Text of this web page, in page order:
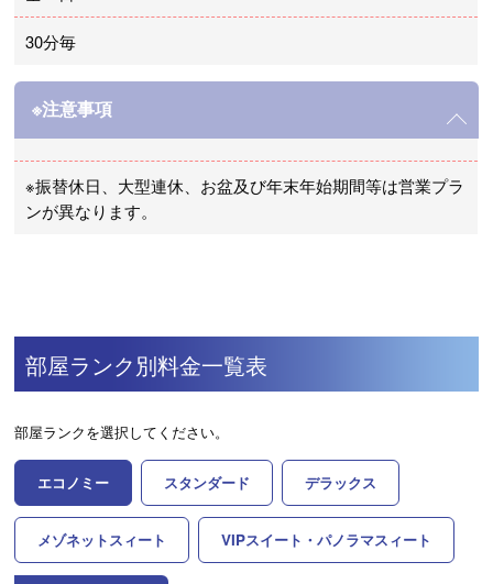
30分毎
※注意事項
※振替休日、大型連休、お盆及び年末年始期間等は営業プラ
ンが異なります。
部屋ランク別料金一覧表
部屋ランクを選択してください。
エコノミー スタンダード デラックス
メゾネットスィート VIPスイート・パノラマスィート